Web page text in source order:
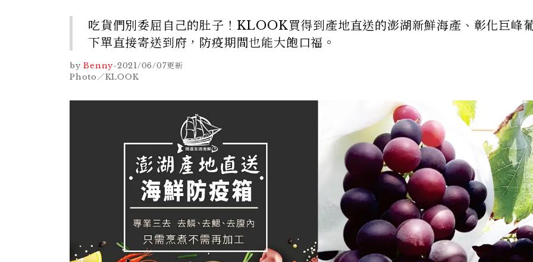
吃貨們別委屈自己的肚子！KLOOK買得到產地直送的澎湖新鮮海產、彰化巨峰
下單直接寄送到府，防疫期間也能大飽口福。
by Benny-2021/06/07更新
Photo／KLOOK